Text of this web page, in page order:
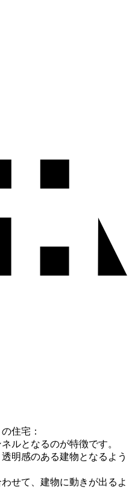
住宅：
ルとなるのが特徴です。
明感のある建物となるよう
せて、建物に動きが出るよ